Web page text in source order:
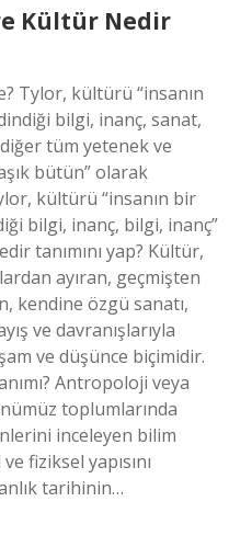
Kültür Nedir
Tylor, kültürü “insanın
bilgi, inanç, sanat,
tüm yetenek ve
bütün” olarak
kültürü “insanın bir
bilgi, inanç, bilgi, inanç”
tanımını yap? Kültür,
ayıran, geçmişten
kendine özgü sanatı,
ve davranışlarıyla
ve düşünce biçimidir.
Antropoloji veya
toplumlarında
inceleyen bilim
fiziksel yapısını
tarihinin…